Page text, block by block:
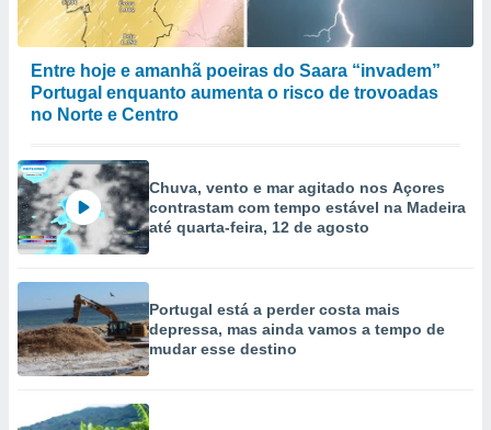
Entre hoje e amanhã poeiras do Saara “invadem”
Portugal enquanto aumenta o risco de trovoadas
no Norte e Centro
Chuva, vento e mar agitado nos Açores
contrastam com tempo estável na Madeira
até quarta-feira, 12 de agosto
Portugal está a perder costa mais
depressa, mas ainda vamos a tempo de
mudar esse destino